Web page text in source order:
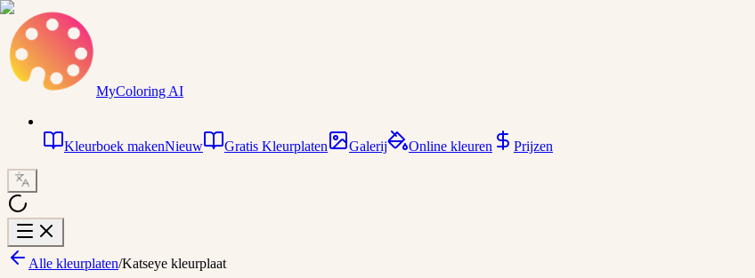
MyColoring AI
Kleurboek makenNieuw Gratis Kleurplaten Galerij Online kleuren Prijzen
Alle kleurplaten/Katseye kleurplaat